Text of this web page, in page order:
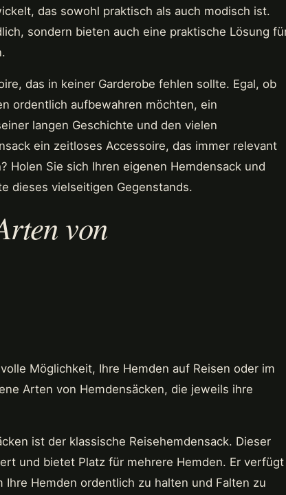
das sowohl praktisch als auch modisch ist.
sondern bieten auch eine praktische Lösung
das in keiner Garderobe fehlen sollte. Egal, ob
ordentlich aufbewahren möchten, ein
langen Geschichte und den vielen
ein zeitloses Accessoire, das immer relevant
Holen Sie sich Ihren eigenen Hemdensack und
dieses vielseitigen Gegenstands.
von
Möglichkeit, Ihre Hemden auf Reisen oder im
Arten von Hemdensäcken, die jeweils ihre
ist der klassische Reisehemdensack. Dieser
und bietet Platz für mehrere Hemden. Er verfügt
Hemden ordentlich zu halten und Falten zu